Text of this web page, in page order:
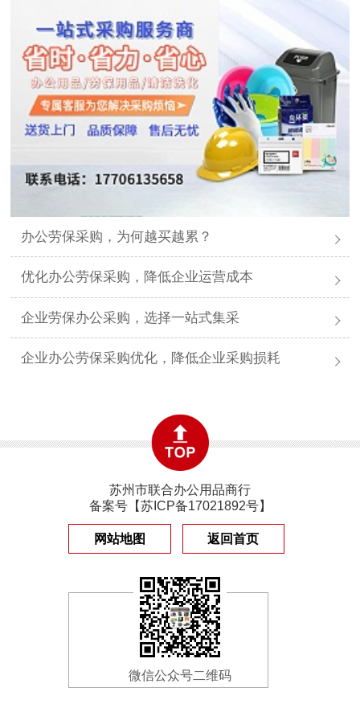
办公劳保采购，为何越买越累？
优化办公劳保采购，降低企业运营成本
企业劳保办公采购，选择一站式集采
企业办公劳保采购优化，降低企业采购损耗
苏州市联合办公用品商行
备案号【苏ICP备17021892号】
网站地图 返回首页
微信公众号二维码